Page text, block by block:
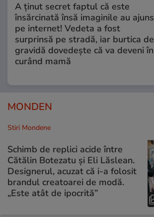
A ținut secret faptul că este
însărcinată însă imaginile au ajuns
pe internet! Vedeta a fost
surprinsă pe stradă, iar burtica de
gravidă dovedește că va deveni în
curând mamă
MONDEN
Stiri Mondene
Schimb de replici acide între
Cătălin Botezatu și Eli Lăslean.
Designerul, acuzat că i-a folosit
brandul creatoarei de modă.
„Este atât de ipocrită”